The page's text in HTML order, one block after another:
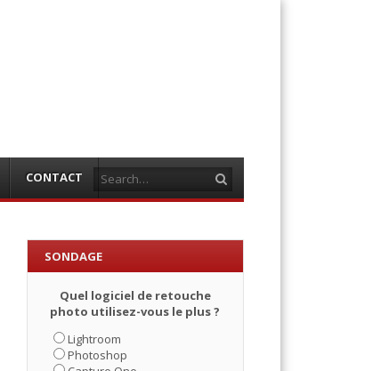
CONTACT
SONDAGE
Quel logiciel de retouche
photo utilisez-vous le plus ?
Lightroom
Photoshop